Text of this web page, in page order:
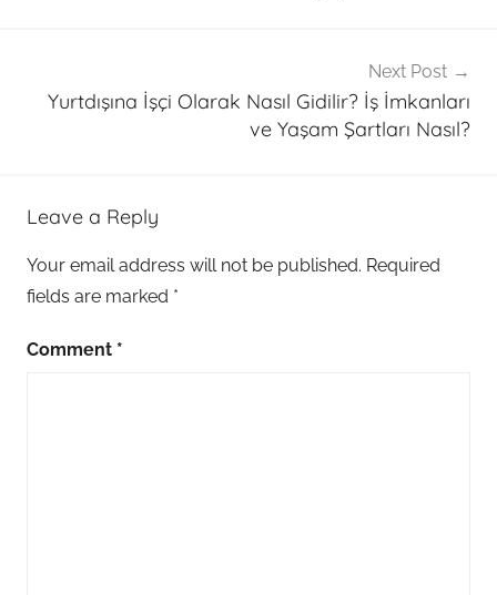
Next Post
Yurtdışına İşçi Olarak Nasıl Gidilir? İş İmkanları
ve Yaşam Şartları Nasıl?
Leave a Reply
Your email address will not be published. Required
fields are marked *
Comment *